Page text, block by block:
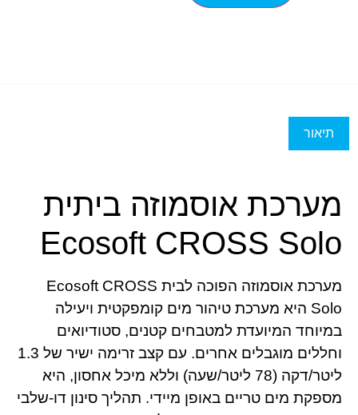
תיאור
מערכת אוסמוזה ביתית
Ecosoft CROSS Solo
מערכת אוסמוזה הפוכה לבית Ecosoft CROSS
Solo היא מערכת טיהור מים קומפקטית ויעילה
במיוחד המיועדת למטבחים קטנים, סטודיואים
וחללים מוגבלים אחרים. עם קצב זרימה ישיר של 1.3
ליטר/דקה (78 ליטר/שעה) וללא מיכל אחסון, היא
מספקת מים טריים באופן מיידי. תהליך סינון דו-שלבי